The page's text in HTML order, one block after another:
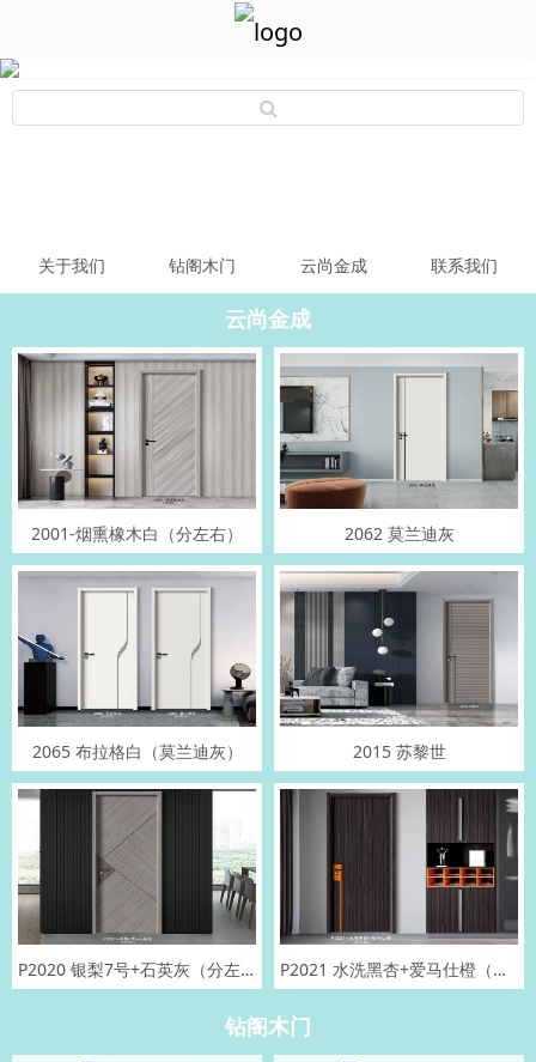
关于我们 钻阁木门 云尚金成 联系我们
云尚金成
2001-烟熏橡木白（分左右） 2062 莫兰迪灰
2065 布拉格白（莫兰迪灰） 2015 苏黎世
P2020 银梨7号+石英灰（分左右） P2021 水洗黑杏+爱马仕橙（分左右）
钻阁木门